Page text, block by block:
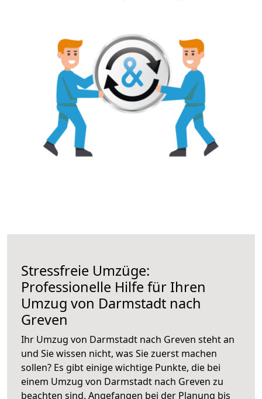
Stressfreie Umzüge:
Professionelle Hilfe für Ihren
Umzug von Darmstadt nach
Greven
Ihr Umzug von Darmstadt nach Greven steht an
und Sie wissen nicht, was Sie zuerst machen
sollen? Es gibt einige wichtige Punkte, die bei
einem Umzug von Darmstadt nach Greven zu
beachten sind. Angefangen bei der Planung bis